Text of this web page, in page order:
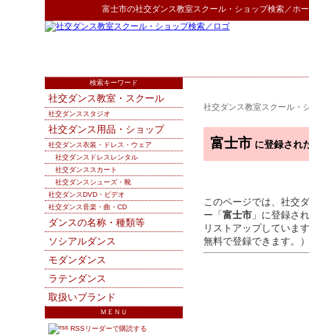
富士市の社交ダンス教室スクール・ショップ検索／ホ
社交ダンス教室スクール・
富士市 に登録され
このページでは、社交
ー「富士市 」に登録さ
リストアップしていま
無料で登録できます。）
検索キーワード
社交ダンス教室・スクール
社交ダンススタジオ
社交ダンス用品・ショップ
社交ダンス衣装・ドレス・ウェア
社交ダンスドレスレンタル
社交ダンススカート
社交ダンスシューズ・靴
社交ダンスDVD・ビデオ
社交ダンス音楽・曲・CD
ダンスの名称・種類等
ソシアルダンス
モダンダンス
ラテンダンス
取扱いブランド
ＭＥＮＵ
RSSリーダーで購読する